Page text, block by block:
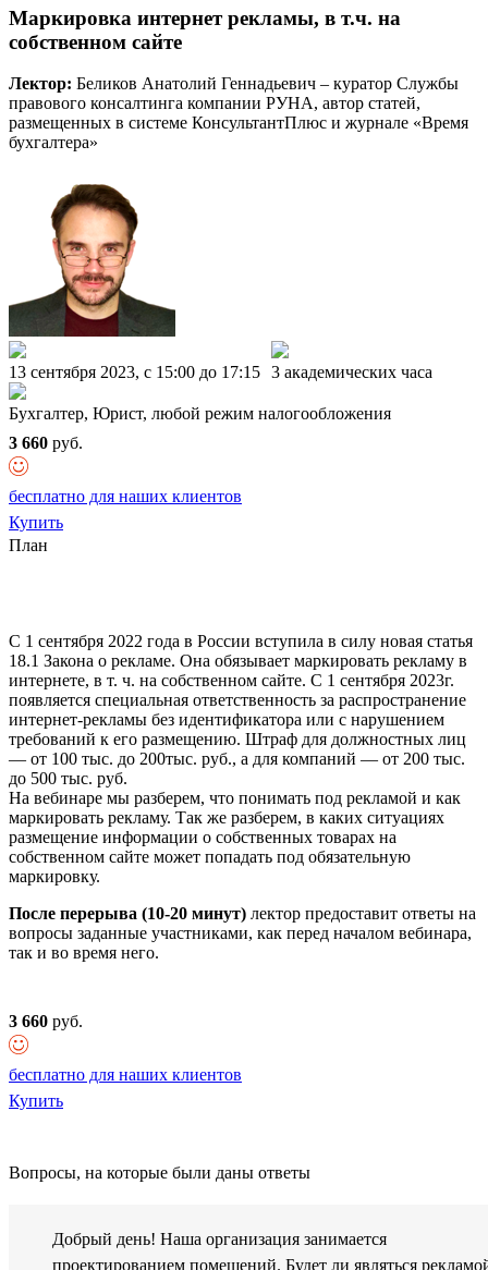
Маркировка интернет рекламы, в т.ч. на
собственном сайте
Лектор: Беликов Анатолий Геннадьевич – куратор Службы
правового консалтинга компании РУНА, автор статей,
размещенных в системе КонсультантПлюс и журнале «Время
бухгалтера»
13 сентября 2023, c 15:00 до 17:15 3 академических часа
Бухгалтер, Юрист, любой режим налогообложения
3 660 руб.
бесплатно для наших клиентов
Купить
План
С 1 сентября 2022 года в России вступила в силу новая статья
18.1 Закона о рекламе. Она обязывает маркировать рекламу в
интернете, в т. ч. на собственном сайте. С 1 сентября 2023г.
появляется специальная ответственность за распространение
интернет-рекламы без идентификатора или с нарушением
требований к его размещению. Штраф для должностных лиц
— от 100 тыс. до 200тыс. руб., а для компаний — от 200 тыс.
до 500 тыс. руб.
На вебинаре мы разберем, что понимать под рекламой и как
маркировать рекламу. Так же разберем, в каких ситуациях
размещение информации о собственных товарах на
собственном сайте может попадать под обязательную
маркировку.
После перерыва (10-20 минут) лектор предоставит ответы на
вопросы заданные участниками, как перед началом вебинара,
так и во время него.
3 660 руб.
бесплатно для наших клиентов
Купить
Вопросы, на которые были даны ответы
Добрый день! Наша организация занимается
проектированием помещений. Будет ли являться